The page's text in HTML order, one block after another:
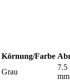
Körnung/Farbe
Grau
7.5
mm